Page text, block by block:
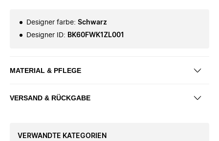
Designer farbe: Schwarz
Designer ID: BK60FWK1ZL001
MATERIAL & PFLEGE
VERSAND & RÜCKGABE
VERWANDTE KATEGORIEN